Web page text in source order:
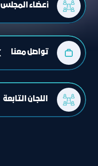
أعضاء المجلس
تواصل معنا
اللجان التابعة